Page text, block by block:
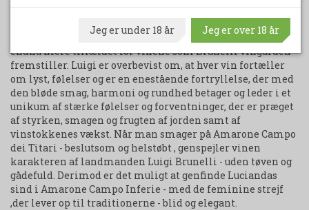
og passion. De har skabt en særligt vinserie, der er
kendetegnet ved både virile og feminine værdier.
"Vinens karakter genspejler skaberens sind", og det er
endnu mere tilfældet for vinene som Brunelli vingården
fremstiller. Luigi er overbevist om, at hver vin fortæller
om lyst, følelser og er en enestående fortryllelse, der med
den bløde smag, harmoni og rundhed betager og leder i et
unikum af stærke følelser og forventninger, der er præget
af styrken, smagen og frugten af jorden samt af
vinstokkenes vækst. Når man smager på Amarone Campo
dei Titari - beslutsom og helstøbt , genspejler vinen
karakteren af landmanden Luigi Brunelli - uden tøven og
gådefuld. Derimod er det muligt at genfinde Luciandas
sind i Amarone Campo Inferie - med de feminine strejf
,der lever op til traditionerne - blid og elegant.
Jeg er under 18 år Jeg er over 18 år